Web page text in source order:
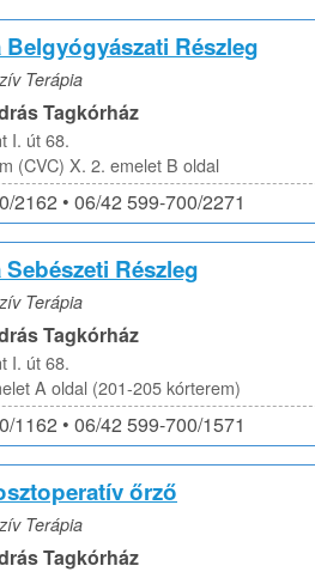
Részleg
Terápia
Tagkórház
I. út 68.
(CVC) X. 2. emelet B oldal
2162 • 06/42 599-700/2271
Részleg
Terápia
Tagkórház
I. út 68.
A oldal (201-205 kórterem)
1162 • 06/42 599-700/1571
őrző
Terápia
Tagkórház